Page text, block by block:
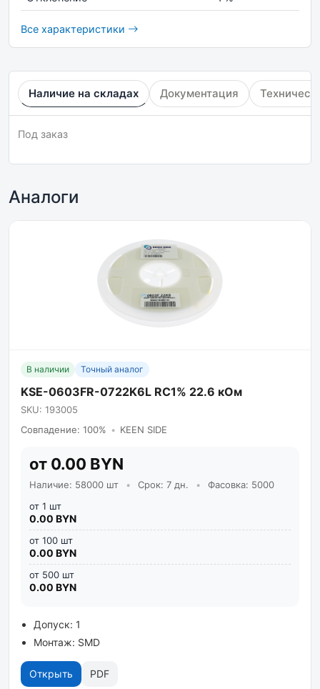
Все характеристики
Наличие на складах Документация
Под заказ
Аналоги
В наличии Точный аналог
KSE-0603FR-0722K6L RC1% 22.6 кОм
SKU: 193005
Совпадение: 100% • KEEN SIDE
от 0.00 BYN
Наличие: 58000 шт • Срок: 7 дн. •
Фасовка: 5000
от 1 шт
0.00 BYN
от 100 шт
0.00 BYN
от 500 шт
0.00 BYN
Допуск: 1
Монтаж: SMD
Открыть PDF